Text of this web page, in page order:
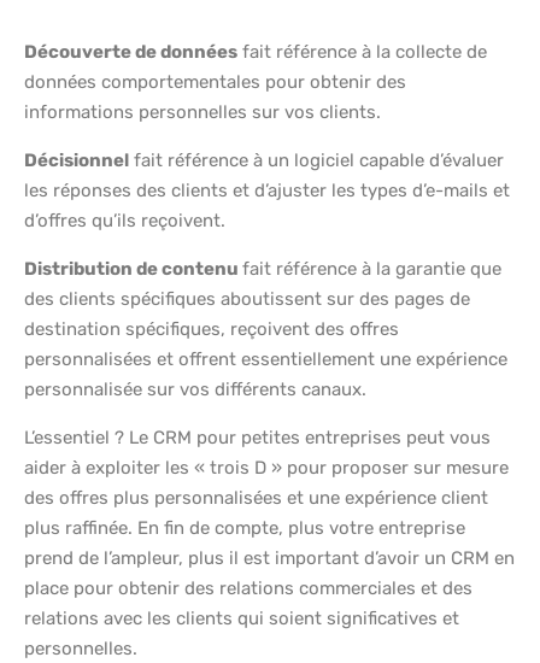
Découverte de données fait référence à la collecte de
données comportementales pour obtenir des
informations personnelles sur vos clients.
Décisionnel fait référence à un logiciel capable d’évaluer
les réponses des clients et d’ajuster les types d’e-mails et
d’offres qu’ils reçoivent.
Distribution de contenu fait référence à la garantie que
des clients spécifiques aboutissent sur des pages de
destination spécifiques, reçoivent des offres
personnalisées et offrent essentiellement une expérience
personnalisée sur vos différents canaux.
L’essentiel ? Le CRM pour petites entreprises peut vous
aider à exploiter les « trois D » pour proposer sur mesure
des offres plus personnalisées et une expérience client
plus raffinée. En fin de compte, plus votre entreprise
prend de l’ampleur, plus il est important d’avoir un CRM en
place pour obtenir des relations commerciales et des
relations avec les clients qui soient significatives et
personnelles.